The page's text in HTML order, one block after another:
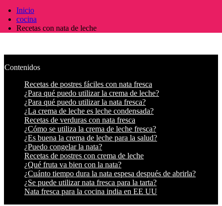
Inicio
cocina
Recetas con nata de leche
Contenidos
Recetas de postres fáciles con nata fresca
¿Para qué puedo utilizar la crema de leche?
¿Para qué puedo utilizar la nata fresca?
¿La crema de leche es leche condensada?
Recetas de verduras con nata fresca
¿Cómo se utiliza la crema de leche fresca?
¿Es buena la crema de leche para la salud?
¿Puedo congelar la nata?
Recetas de postres con crema de leche
¿Qué fruta va bien con la nata?
¿Cuánto tiempo dura la nata espesa después de abrirla?
¿Se puede utilizar nata fresca para la tarta?
Nata fresca para la cocina india en EE UU